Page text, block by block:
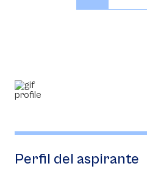
Perfil del aspirante